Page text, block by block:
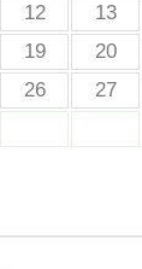
12 13
19 20
26 27